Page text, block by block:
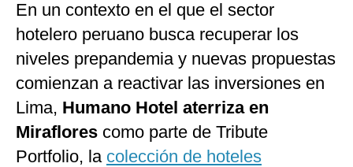
Tecnología
Club del Suscriptor
G de Gestión
Notas Contratadas
En un contexto en el que el sector
hotelero peruano busca recuperar los
niveles prepandemia y nuevas propuestas
comienzan a reactivar las inversiones en
Lima, Humano Hotel aterriza en
Miraflores como parte de Tribute
Portfolio, la colección de hoteles